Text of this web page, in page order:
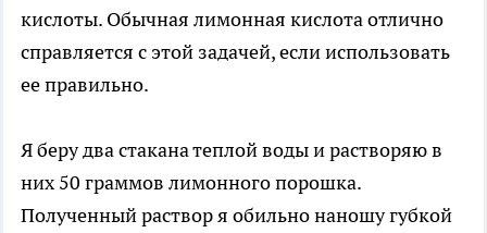
кислоты. Обычная лимонная кислота отлично
справляется с этой задачей, если использовать
ее правильно.
Я беру два стакана теплой воды и растворяю в
них 50 граммов лимонного порошка.
Полученный раствор я обильно наношу губкой